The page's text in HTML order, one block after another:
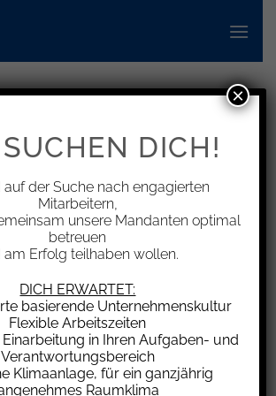
Haftpflichtversicherung
erwachsene
Kinder
einer
war bestimmt,
von volljährigen Kindern
Berufsausbildung) des
in den
DICH!
auf der Suche nach engagierten
Mitarbeitern,
unsere Mandanten optimal
betreuen
am Erfolg teilhaben wollen.
DICH ERWARTET:
basierende Unternehmenskultur
Flexible Arbeitszeiten
in Ihren Aufgaben- und
Verantwortungsbereich
Klimaanlage, für ein ganzjährig
Raumklima
×